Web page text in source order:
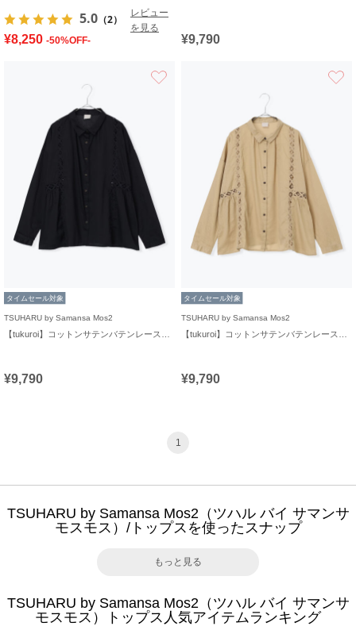
5.0 （2）
レビュー
を見る
¥8,250 -50%OFF- ¥9,790
タイムセール対象
TSUHARU by Samansa Mos2
¥9,790
タイムセール対象
TSUHARU by Samansa Mos2
¥9,790
1
TSUHARU by Samansa Mos2（ツハル バイ サマンサ
モスモス）/トップスを使ったスナップ
もっと見る
TSUHARU by Samansa Mos2（ツハル バイ サマンサ
モスモス）トップス人気アイテムランキング